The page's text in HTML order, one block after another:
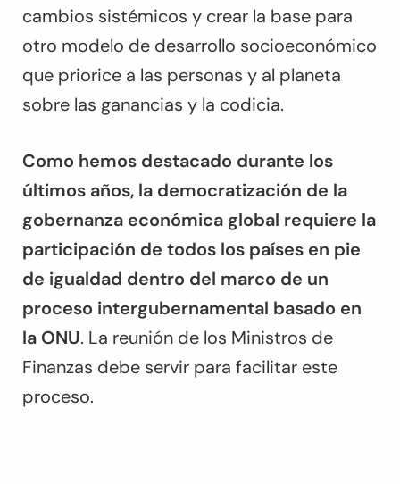
cambios sistémicos y crear la base para
otro modelo de desarrollo socioeconómico
que priorice a las personas y al planeta
sobre las ganancias y la codicia.
Como hemos destacado durante los
últimos años, la democratización de la
gobernanza económica global requiere la
participación de todos los países en pie
de igualdad dentro del marco de un
proceso intergubernamental basado en
la ONU. La reunión de los Ministros de
Finanzas debe servir para facilitar este
proceso.